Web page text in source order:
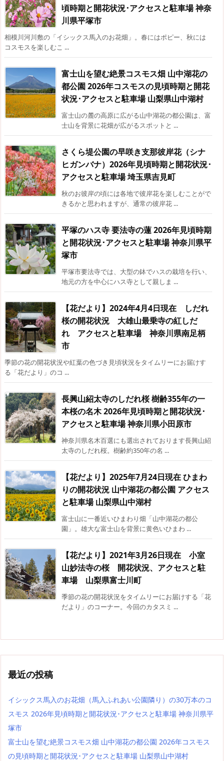
頃時期と開花状況･アクセスと駐車場 神奈
川県平塚市
相模川河川敷の「イシックス馬入のお花畑」。春にはポピー、秋には
コスモスを楽しむこ ...
富士山を望む絶景コスモス畑 山中湖花の
都公園 2026年コスモスの見頃時期と開花
状況･アクセスと駐車場 山梨県山中湖村
富士山の麓の高原に広がる山中湖花の都公園は、富
士山を背景に花畑が広がるスポットと ...
さくら堤公園の早咲き支那彼岸花（シナ
ヒガンバナ）2026年見頃時期と開花状況･
アクセスと駐車場 埼玉県吉見町
秋のお彼岸の頃には各地で彼岸花を楽しむことがで
きるかと思われますが、通常の彼岸花 ...
平塚のハス寺 要法寺の蓮 2026年見頃時期
と開花状況･アクセスと駐車場 神奈川県平
塚市
平塚市要法寺では、大型の鉢でハスの栽培を行い、
地元の方を中心にハス寺として親しま ...
【花だより】2024年4月4日現在 しだれ
桜の開花状況 大雄山最乗寺の紅しだ
れ アクセスと駐車場 神奈川県南足柄
市
季節の花の開花状況や紅葉の色づき見頃状況をタイムリーにお届けす
る「花だより」のコ ...
長興山紹太寺のしだれ桜 樹齢355年の一
本桜の名木 2026年見頃時期と開花状況･
アクセスと駐車場 神奈川県小田原市
神奈川県名木百選にも選出されております長興山紹
太寺のしだれ桜。樹齢約350年の名 ...
【花だより】2025年7月24日現在 ひまわ
りの開花状況 山中湖花の都公園 アクセス
と駐車場 山梨県山中湖村
富士山に一番近いひまわり畑「山中湖花の都公
園」。雄大な富士山を背景に黄色いひまわ ...
【花だより】2021年3月26日現在 小室
山妙法寺の桜 開花状況、アクセスと駐
車場 山梨県富士川町
季節の花の開花状況をタイムリーにお届けする「花
だより」のコーナー。今回のカタスミ ...
最近の投稿
イシックス馬入のお花畑（馬入ふれあい公園隣り）の30万本のコ
スモス 2026年見頃時期と開花状況･アクセスと駐車場 神奈川県平
塚市
富士山を望む絶景コスモス畑 山中湖花の都公園 2026年コスモス
の見頃時期と開花状況･アクセスと駐車場 山梨県山中湖村